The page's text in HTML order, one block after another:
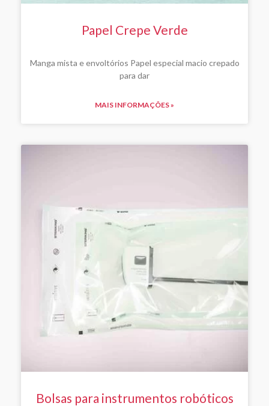
Papel Crepe Verde
Manga mista e envoltórios Papel especial macio crepado
para dar
MAIS INFORMAÇÕES »
Bolsas para instrumentos robóticos